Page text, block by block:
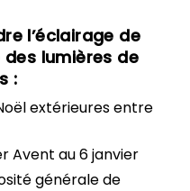
l’éclairage de
des lumières de
:
extérieures entre
Avent au 6 janvier
générale de